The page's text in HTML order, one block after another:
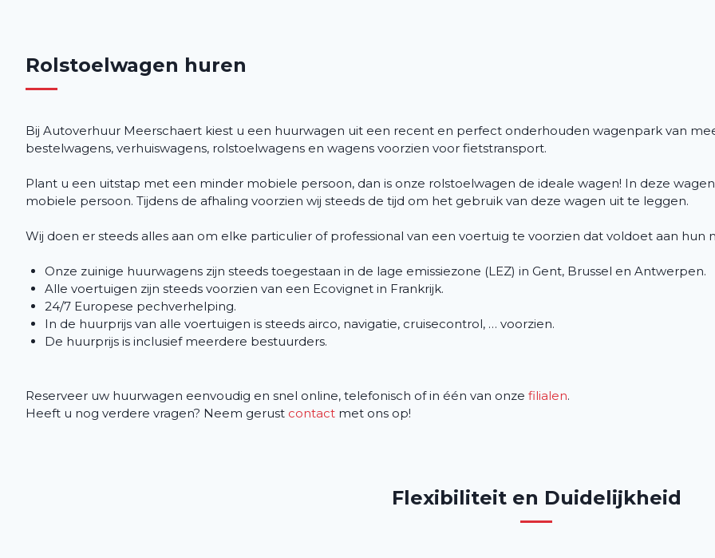
Rolstoelwagen huren
Bij Autoverhuur Meerschaert kiest u een huurwagen uit een recent en perfect onderhouden wagenpark van
bestelwagens, verhuiswagens, rolstoelwagens en wagens voorzien voor fietstransport.
Plant u een uitstap met een minder mobiele persoon, dan is onze rolstoelwagen de ideale wagen! In deze
mobiele persoon. Tijdens de afhaling voorzien wij steeds de tijd om het gebruik van deze wagen uit te leggen.
Wij doen er steeds alles aan om elke particulier of professional van een voertuig te voorzien dat voldoet aan hun
Onze zuinige huurwagens zijn steeds toegestaan in de lage emissiezone (LEZ) in Gent, Brussel en Antwerpen.
Alle voertuigen zijn steeds voorzien van een Ecovignet in Frankrijk.
24/7 Europese pechverhelping.
In de huurprijs van alle voertuigen is steeds airco, navigatie, cruisecontrol, … voorzien.
De huurprijs is inclusief meerdere bestuurders.
Reserveer uw huurwagen eenvoudig en snel online, telefonisch of in één van onze filialen.
Heeft u nog verdere vragen? Neem gerust contact met ons op!
Flexibiliteit en Duidelijkheid